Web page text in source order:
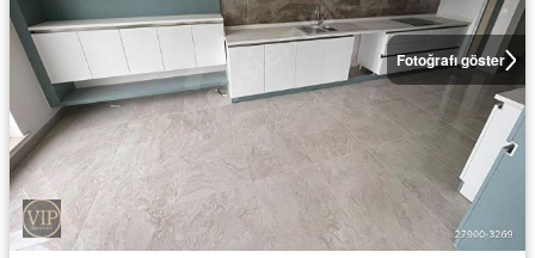
Fotoğrafı göster